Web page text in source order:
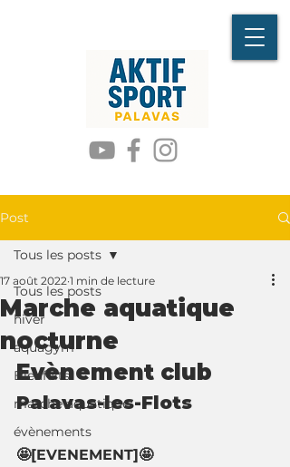
Post
Tous les posts
hiver
aquagym
Bienfaits
marche aquatique
évènements
Tous les posts
Marche aquatique
nocturne
17 août 2022 1 min de lecture
Evènement club
Palavas-les-Flots
🤩[EVENEMENT]🤩